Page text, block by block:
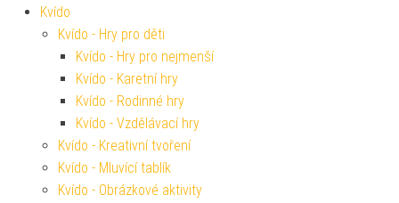
Kvído
Kvído - Hry pro děti
Kvído - Hry pro nejmenší
Kvído - Karetní hry
Kvído - Rodinné hry
Kvído - Vzdělávací hry
Kvído - Kreativní tvoření
Kvído - Mluvící tablík
Kvído - Obrázkové aktivity